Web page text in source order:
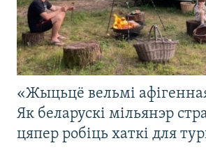
«Жыцьцё вельмі
Як беларускі мільянэр
цяпер робіць хаткі для